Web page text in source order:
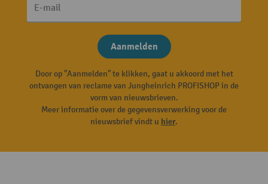
E-mail
Aanmelden
Door op "Aanmelden" te klikken, gaat u akkoord met het
ontvangen van reclame van Jungheinrich PROFISHOP in de
vorm van nieuwsbrieven.
Meer informatie over de gegevensverwerking voor de
nieuwsbrief vindt u hier.